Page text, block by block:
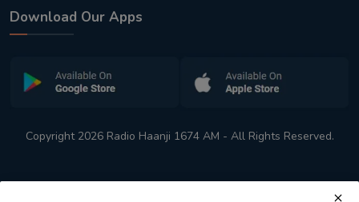
Download Our Apps
Copyright 2026 Radio Haanji 1674 AM - All Rights Reserved.